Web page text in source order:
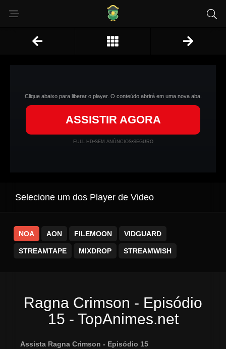
Clique abaixo para liberar o player. O conteúdo abrirá em uma nova aba.
ASSISTIR AGORA
FULL HD•SEM ANÚNCIOS•SEGURO
Selecione um dos Player de Video
NOA AON FILEMOON VIDGUARD
STREAMTAPE MIXDROP STREAMWISH
Ragna Crimson - Episódio
15 - TopAnimes.net
Assista Ragna Crimson - Episódio 15